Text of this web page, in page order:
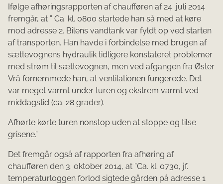
Ifølge afhøringsrapporten af chaufføren af 24. juli 2014
fremgår, at ” Ca. kl. 0800 startede han så med at køre
mod adresse 2. Bilens vandtank var fyldt op ved starten
af transporten. Han havde i forbindelse med brugen af
sættevognens hydraulik tidligere konstateret problemer
med strøm til sættevognen, men ved afgangen fra Øster
Vrå fornemmede han, at ventilatio­nen fungerede. Det
var meget varmt under turen og ekstrem varmt ved
middagstid (ca. 28 grader).
Afhørte kørte turen nonstop uden at stoppe og tilse
grisene.”
Det fremgår også af rapporten fra afhøring af
chaufføren den 3. oktober 2014, at ”Ca. kl. 0730, jf.
temperaturloggen forlod sigtede gården på adresse 1